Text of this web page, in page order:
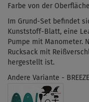
Farbe von der
Im Grund-Set befindet
Kunststoff-Blatt, eine
Pumpe mit Manometer.
Rucksack mit
hergestellt ist.
Andere Variante -